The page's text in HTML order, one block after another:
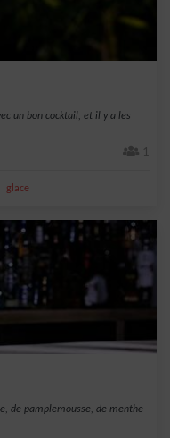
un bon cocktail, et il y a les
1
glace
de pamplemousse, de menthe